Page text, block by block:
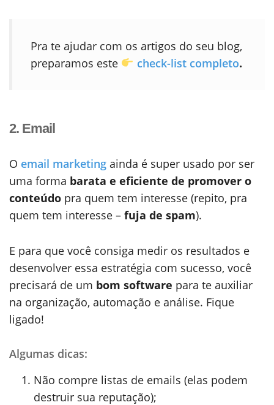
Pra te ajudar com os artigos do seu blog,
preparamos este
check-list completo.
2. Email
O email marketing ainda é super usado por ser
uma forma barata e eficiente de promover o
conteúdo pra quem tem interesse (repito, pra
quem tem interesse – fuja de spam).
E para que você consiga medir os resultados e
desenvolver essa estratégia com sucesso, você
precisará de um bom software para te auxiliar
na organização, automação e análise. Fique
ligado!
Algumas dicas:
Não compre listas de emails (elas podem
destruir sua reputação);